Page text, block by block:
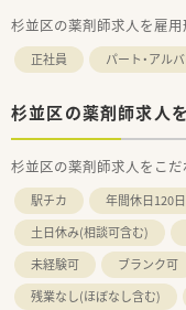
杉並区の薬剤師求人を雇用
正社員 パート・アル
杉並区の薬剤師求人
杉並区の薬剤師求人をこ
駅チカ 年間休日120
土日休み(相談可含む)
未経験可
ブランク可
残業なし(ほぼなし含む)